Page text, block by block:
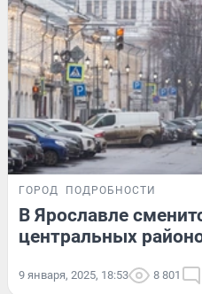
ГОРОД ПОДРОБНОСТИ
В Ярославле
центральных
9 января, 2025, 18:53 8 801